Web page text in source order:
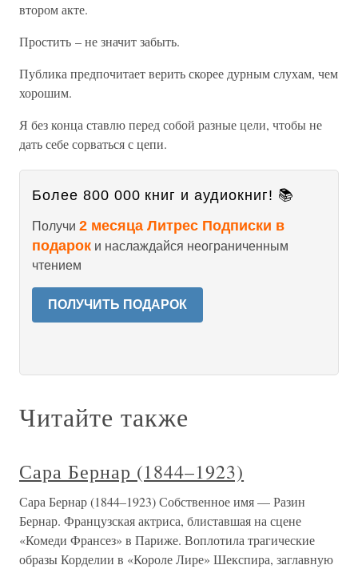
втором акте.
Простить – не значит забыть.
Публика предпочитает верить скорее дурным слухам, чем
хорошим.
Я без конца ставлю перед собой разные цели, чтобы не
дать себе сорваться с цепи.
Более 800 000 книг и аудиокниг! 📚
Получи 2 месяца Литрес Подписки в
подарок и наслаждайся неограниченным
чтением
ПОЛУЧИТЬ ПОДАРОК
Читайте также
Сара Бернар (1844–1923)
Сара Бернар (1844–1923) Собственное имя — Разин
Бернар. Французская актриса, блиставшая на сцене
«Комеди Франсез» в Париже. Воплотила трагические
образы Корделии в «Короле Лире» Шекспира, заглавную